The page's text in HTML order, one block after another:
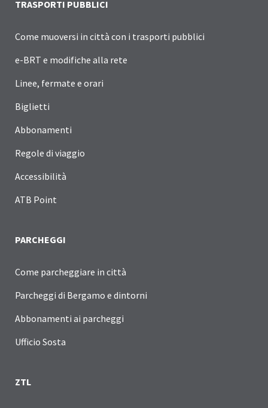
TRASPORTI PUBBLICI
Come muoversi in città con i trasporti pubblici
e-BRT e modifiche alla rete
Linee, fermate e orari
Biglietti
Abbonamenti
Regole di viaggio
Accessibilità
ATB Point
PARCHEGGI
Come parcheggiare in città
Parcheggi di Bergamo e dintorni
Abbonamenti ai parcheggi
Ufficio Sosta
ZTL